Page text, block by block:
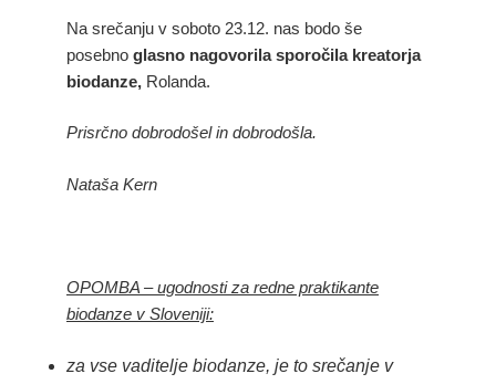
Na srečanju v soboto 23.12. nas bodo še
posebno glasno nagovorila sporočila kreatorja
biodanze, Rolanda.
Prisrčno dobrodošel in dobrodošla.
Nataša Kern
OPOMBA – ugodnosti za redne praktikante
biodanze v Sloveniji:
za vse vaditelje biodanze, je to srečanje v